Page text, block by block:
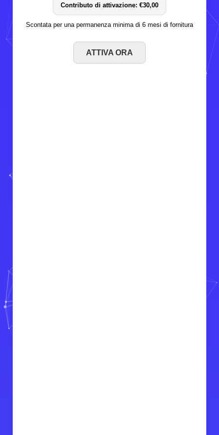
Contributo di attivazione: €30,00
Scontata per una permanenza minima di 6 mesi di fornitura
ATTIVA ORA